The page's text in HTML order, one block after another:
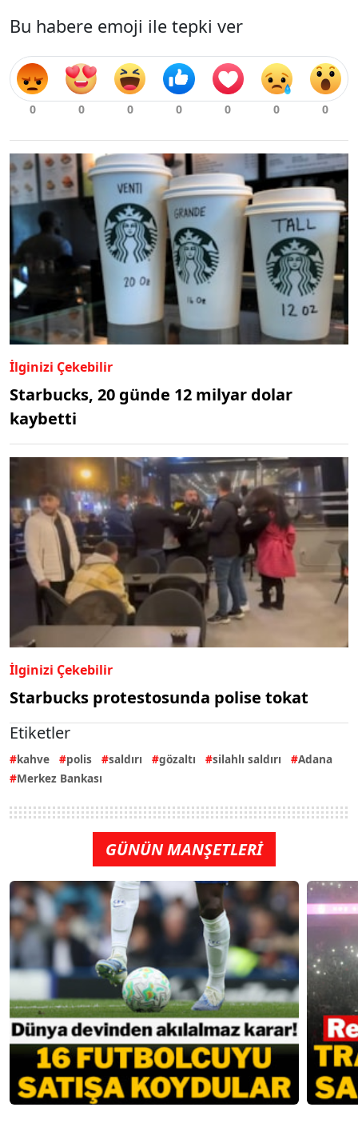
Bu habere emoji ile tepki ver
İlginizi Çekebilir
Starbucks, 20 günde 12 milyar dolar
kaybetti
İlginizi Çekebilir
Starbucks protestosunda polise tokat
Etiketler
kahve polis saldırı gözaltı silahlı saldırı
Adana
Merkez Bankası
GÜNÜN MANŞETLERİ